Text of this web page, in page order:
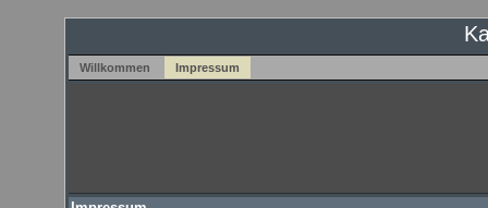
Willkommen Impressum